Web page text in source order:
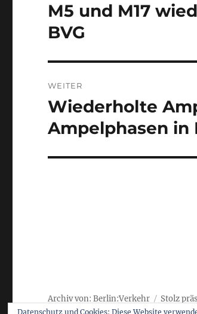
Vorheriger
Beitrag:
M5 und M17
BVG
WEITER
Nächster
Beitrag:
Wiederholte
Ampelphasen in
Archiv von: Berlin:Verkehr Stolz
Datenschutz und Cookies: Diese Website